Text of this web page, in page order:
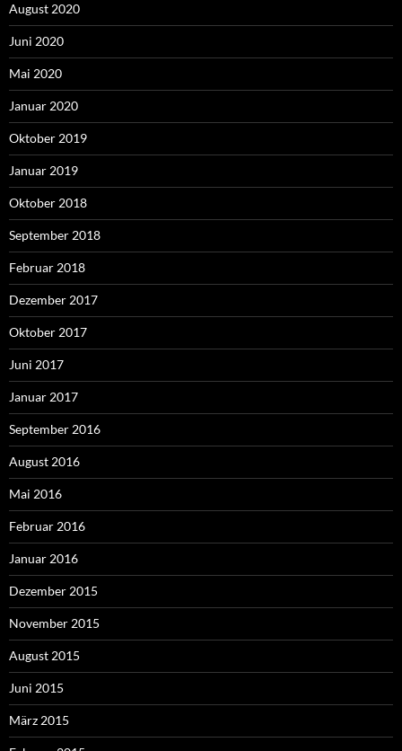
August 2020
Juni 2020
Mai 2020
Januar 2020
Oktober 2019
Januar 2019
Oktober 2018
September 2018
Februar 2018
Dezember 2017
Oktober 2017
Juni 2017
Januar 2017
September 2016
August 2016
Mai 2016
Februar 2016
Januar 2016
Dezember 2015
November 2015
August 2015
Juni 2015
März 2015